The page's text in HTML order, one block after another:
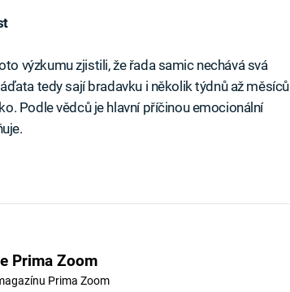
výzkumu zjistili, že řada samic nechává svá
tedy sají bradavku i několik týdnů až měsíců
Podle vědců je hlavní příčinou emocionální
Prima Zoom
Prima Zoom